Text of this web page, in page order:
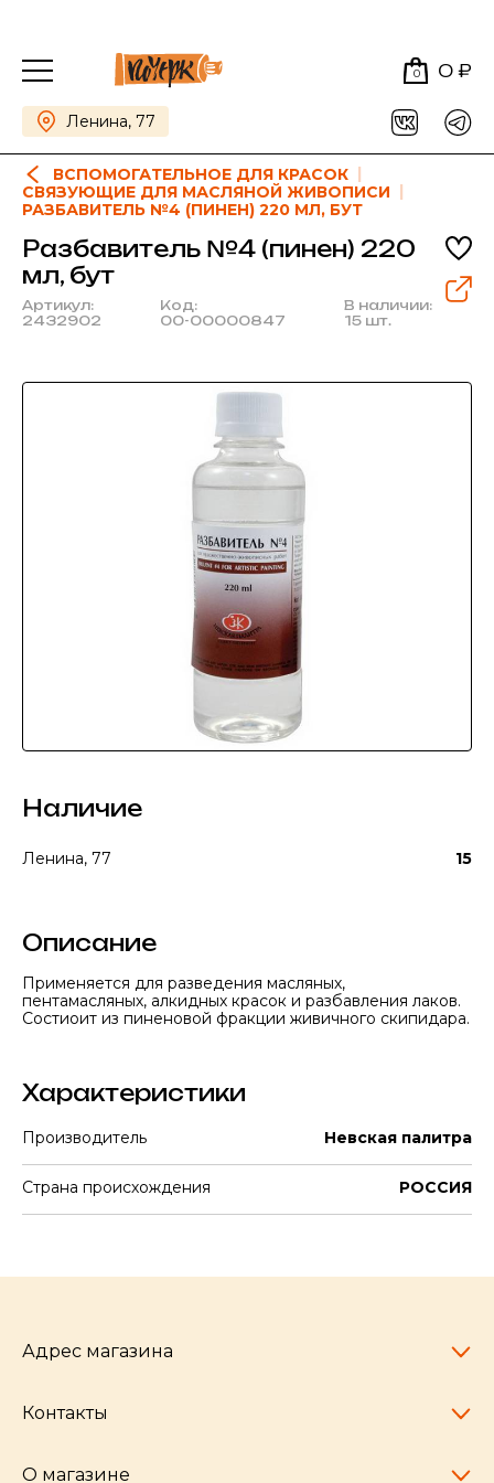
0 0 ₽
Ленина, 77
ВСПОМОГАТЕЛЬНОЕ ДЛЯ КРАСОК
СВЯЗУЮЩИЕ ДЛЯ МАСЛЯНОЙ ЖИВОПИСИ
РАЗБАВИТЕЛЬ №4 (ПИНЕН) 220 МЛ, БУТ
Разбавитель №4 (пинен) 220
мл, бут
Артикул:
2432902
Код:
00-00000847
В наличии:
15 шт.
Наличие
Ленина, 77 15
Описание
Применяется для разведения масляных,
пентамасляных, алкидных красок и разбавления лаков.
Состиоит из пиненовой фракции живичного скипидара.
Характеристики
Производитель Невская палитра
Страна происхождения РОССИЯ
Адрес магазина
Челябинск,
Контакты
О магазине